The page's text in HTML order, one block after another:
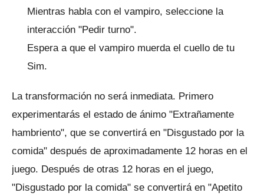
Mientras habla con el vampiro, seleccione la
interacción "Pedir turno".
Espera a que el vampiro muerda el cuello de tu
Sim.
La transformación no será inmediata. Primero
experimentarás el estado de ánimo "Extrañamente
hambriento", que se convertirá en "Disgustado por la
comida" después de aproximadamente 12 horas en el
juego. Después de otras 12 horas en el juego,
"Disgustado por la comida" se convertirá en "Apetito